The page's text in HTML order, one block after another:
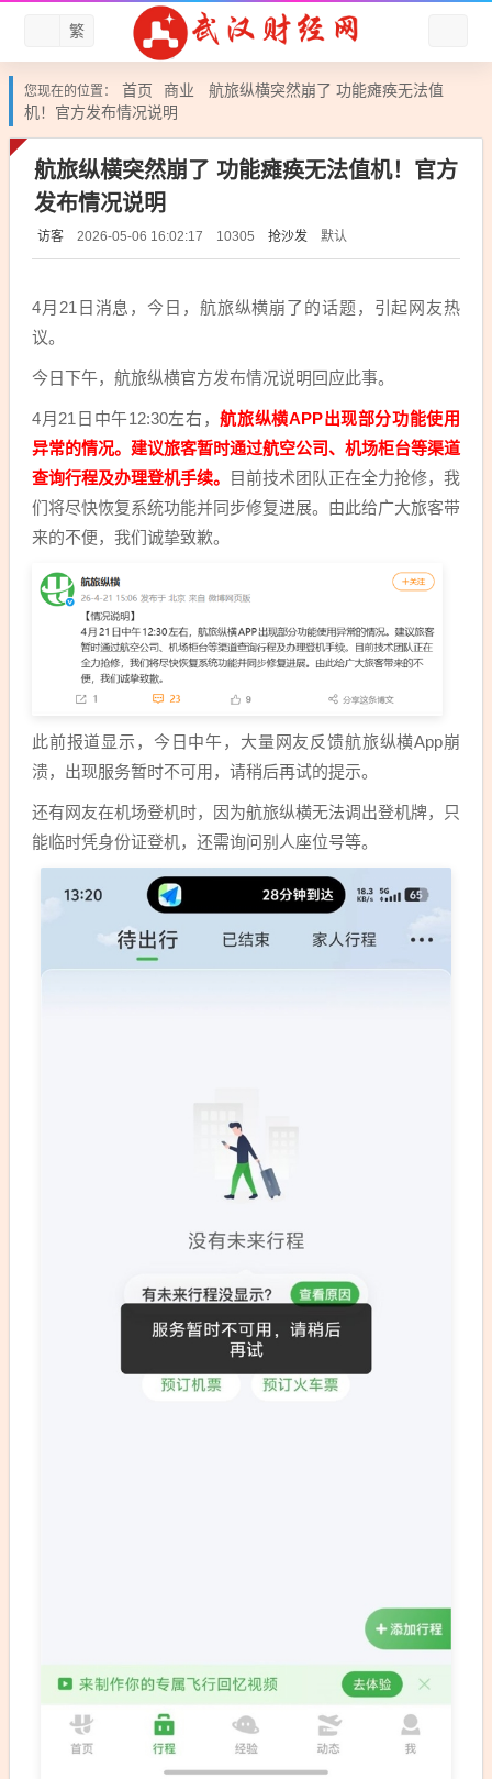
繁
您现在的位置： 首页 商业
航旅纵横突然崩了 功能瘫痪无法值
机！官方发布情况说明
航旅纵横突然崩了 功能瘫痪无法值机！官方
发布情况说明
访客 2026-05-06 16:02:17 10305 抢沙发 默认
4月21日消息，今日，航旅纵横崩了的话题，引起网友热
议。
今日下午，航旅纵横官方发布情况说明回应此事。
4月21日中午12:30左右，航旅纵横APP出现部分功能使用
异常的情况。建议旅客暂时通过航空公司、机场柜台等渠道
查询行程及办理登机手续。
目前技术团队正在全力抢修，我
们将尽快恢复系统功能并同步修复进展。由此给广大旅客带
来的不便，我们诚挚致歉。
此前报道显示，今日中午，大量网友反馈航旅纵横App崩
溃，出现服务暂时不可用，请稍后再试的提示。
还有网友在机场登机时，因为航旅纵横无法调出登机牌，只
能临时凭身份证登机，还需询问别人座位号等。